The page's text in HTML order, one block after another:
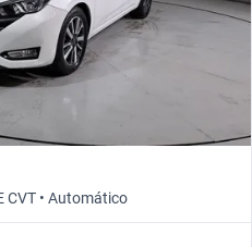
CVT • Automático